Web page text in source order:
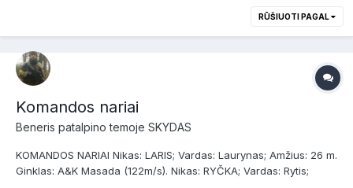
RŪŠIUOTI PAGAL
Komandos nariai
Beneris patalpino temoje SKYDAS
KOMANDOS NARIAI Nikas: LARIS; Vardas: Laurynas; Amžius: 26 m.
Ginklas: A&K Masada (122m/s). Nikas: RYČKA; Vardas: Rytis;